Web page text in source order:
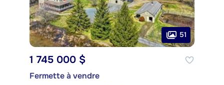
51
1 745 000 $
Fermette à vendre